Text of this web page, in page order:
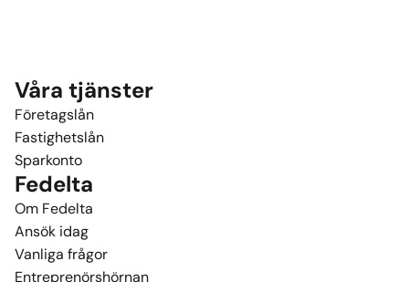
Våra tjänster
Företagslån
Fastighetslån
Sparkonto
Fedelta
Om Fedelta
Ansök idag
Vanliga frågor
Entreprenörshörnan